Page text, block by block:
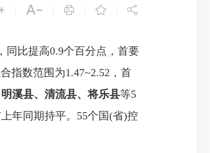
   
比提高0.9个百分点，首要
指数范围为1.47~2.52，首
溪县、清流县、将乐县等5
年同期持平。55个国(省)控